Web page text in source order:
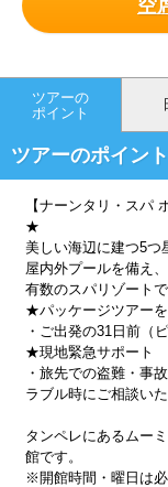
空
ツアーの
ポイント
ツアーのポイント
【ナーンタリ・ス
★
美しい海辺に建つ5つ
屋内外プールを備え
有数のスパリゾートで
★パッケージツアー
・ご出発の31日前（
★現地緊急サポート
・旅先での盗難・事
ラブル時にご相談いた
タンペレにあるムー
館です。
※開館時間・曜日は